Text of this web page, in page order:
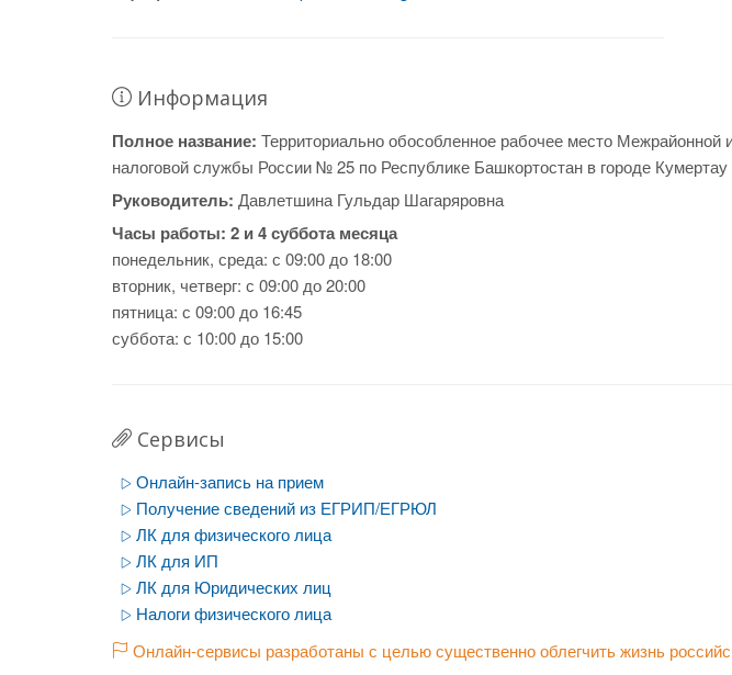
Информация
Полное название: Территориально обособленное рабочее место Межрайонной
налоговой службы России № 25 по Республике Башкортостан в городе Кумертау
Руководитель: Давлетшина Гульдар Шагаряровна
Часы работы: 2 и 4 суббота месяца
понедельник, среда: с 09:00 до 18:00
вторник, четверг: с 09:00 до 20:00
пятница: с 09:00 до 16:45
суббота: с 10:00 до 15:00
Сервисы
Онлайн-запись на прием
Получение сведений из ЕГРИП/ЕГРЮЛ
ЛК для физического лица
ЛК для ИП
ЛК для Юридических лиц
Налоги физического лица
Онлайн-сервисы разработаны с целью существенно облегчить жизнь